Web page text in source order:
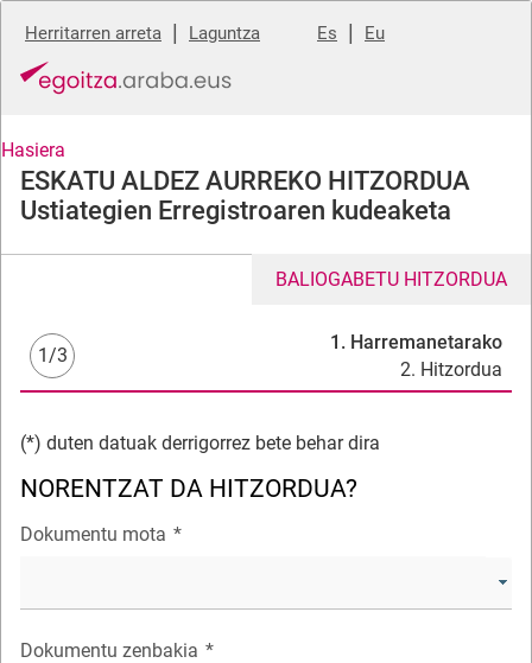
Herritarren arreta Laguntza Es Eu
Hasiera
ESKATU ALDEZ AURREKO HITZORDUA
Ustiategien Erregistroaren kudeaketa
BALIOGABETU HITZORDUA
1/3
1. Harremanetarako
2. Hitzordua
(*) duten datuak derrigorrez bete behar dira
NORENTZAT DA HITZORDUA?
Dokumentu mota *
Dokumentu zenbakia *